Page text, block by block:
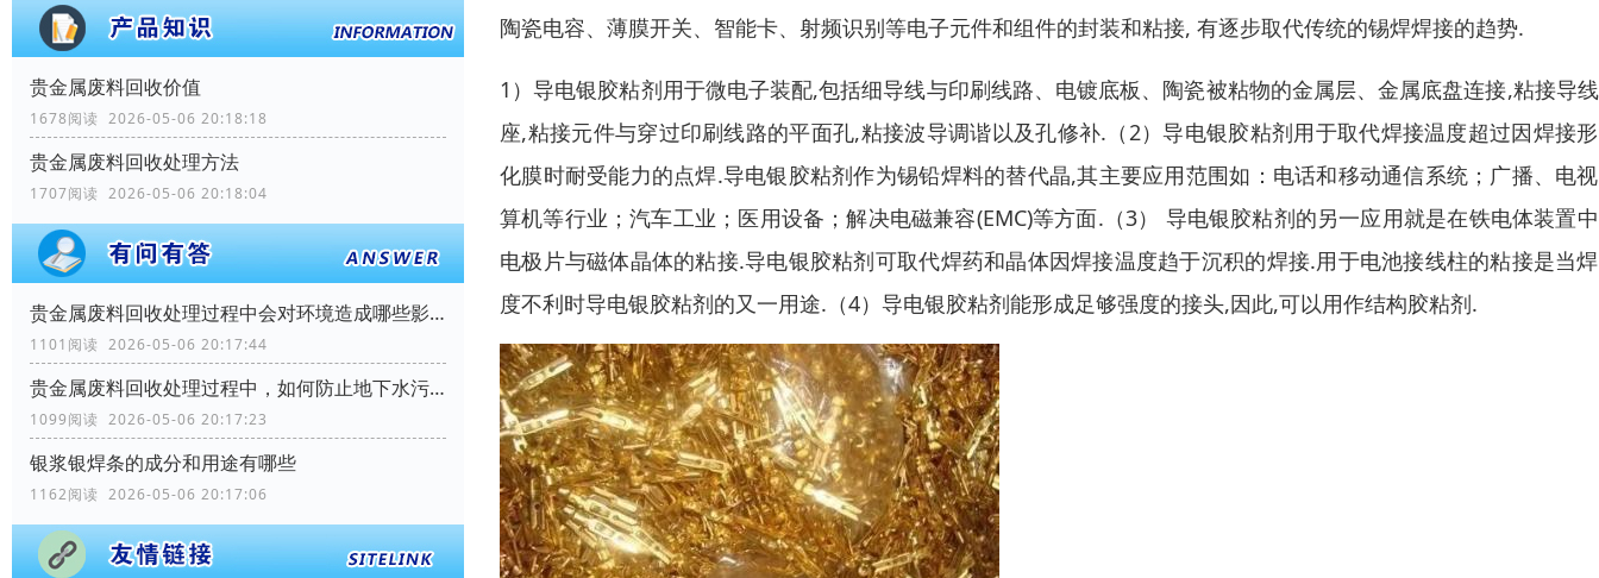
贵金属废料回收价值
1678阅读 2026-05-06 20:18:18
贵金属废料回收处理方法
1707阅读 2026-05-06 20:18:04
贵金属废料回收处理过程中会对环境造成哪些影响？
1101阅读 2026-05-06 20:17:44
贵金属废料回收处理过程中，如何防止地下水污染？
1099阅读 2026-05-06 20:17:23
银浆银焊条的成分和用途有哪些
1162阅读 2026-05-06 20:17:06
陶瓷电容、薄膜开关、智能卡、射频识别等电子元件和组件的封装和粘接, 有逐步取代传统的锡焊焊接的趋势.
1）导电银胶粘剂用于微电子装配,包括细导线与印刷线路、电镀底板、陶瓷被粘物的金属层、金属底盘连接,粘接导
座,粘接元件与穿过印刷线路的平面孔,粘接波导调谐以及孔修补.（2）导电银胶粘剂用于取代焊接温度超过因焊接
化膜时耐受能力的点焊.导电银胶粘剂作为锡铅焊料的替代晶,其主要应用范围如：电话和移动通信系统；广播、电
算机等行业；汽车工业；医用设备；解决电磁兼容(EMC)等方面.（3） 导电银胶粘剂的另一应用就是在铁电体装置
电极片与磁体晶体的粘接.导电银胶粘剂可取代焊药和晶体因焊接温度趋于沉积的焊接.用于电池接线柱的粘接是当
度不利时导电银胶粘剂的又一用途.（4）导电银胶粘剂能形成足够强度的接头,因此,可以用作结构胶粘剂.